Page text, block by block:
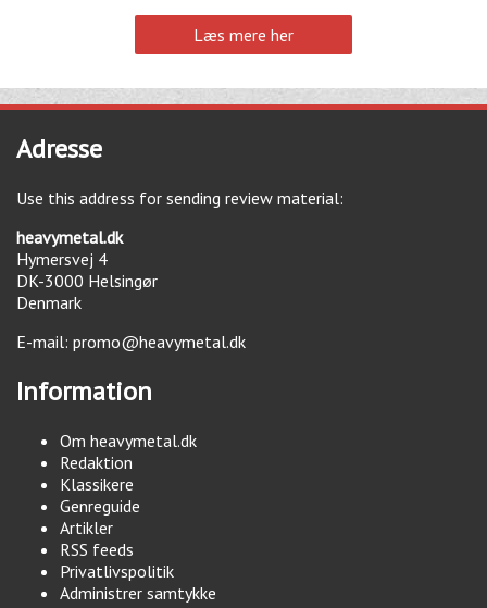
Læs mere her
Adresse
Use this address for sending review material:
heavymetal.dk
Hymersvej 4
DK-3000 Helsingør
Denmark
E-mail: promo@heavymetal.dk
Information
Om heavymetal.dk
Redaktion
Klassikere
Genreguide
Artikler
RSS feeds
Privatlivspolitik
Administrer samtykke